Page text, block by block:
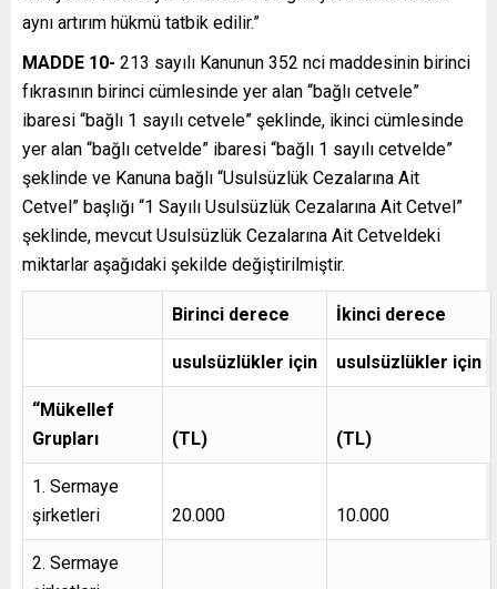
aynı artırım hükmü tatbik edilir.”
MADDE 10- 213 sayılı Kanunun 352 nci maddesinin birinci
fıkrasının birinci cümlesinde yer alan “bağlı cetvele”
ibaresi “bağlı 1 sayılı cetvele” şeklinde, ikinci cümlesinde
yer alan “bağlı cetvelde” ibaresi “bağlı 1 sayılı cetvelde”
şeklinde ve Kanuna bağlı “Usulsüzlük Cezalarına Ait
Cetvel” başlığı “1 Sayılı Usulsüzlük Cezalarına Ait Cetvel”
şeklinde, mevcut Usulsüzlük Cezalarına Ait Cetveldeki
miktarlar aşağıdaki şekilde değiştirilmiştir.
Birinci derece İkinci derece
usulsüzlükler için usulsüzlükler için
“Mükellef
Grupları
(TL) (TL)
1. Sermaye
şirketleri
20.000 10.000
2. Sermaye